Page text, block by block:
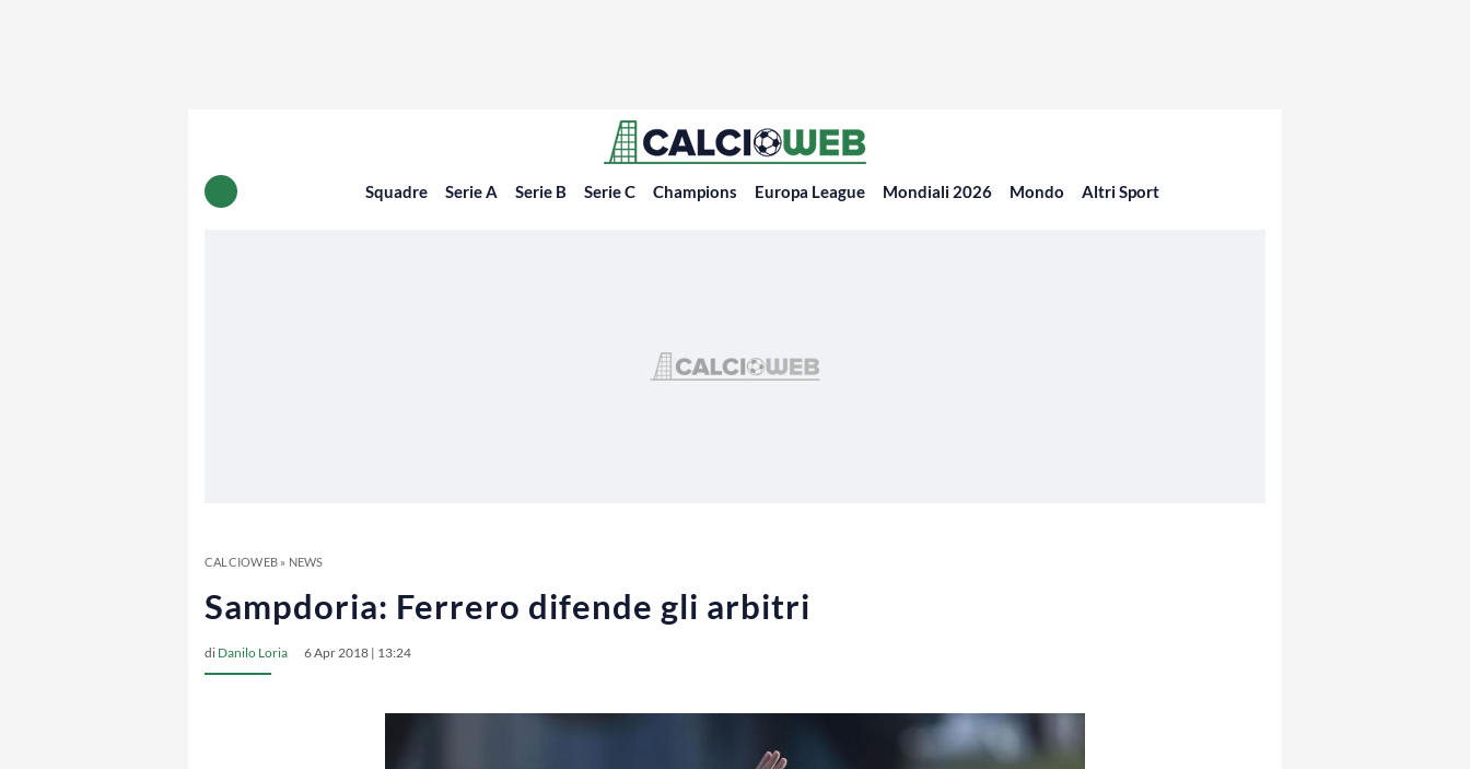
Squadre Serie A Serie B Serie C Champions Europa League Mondiali 2026 Mondo Altri Sport
CALCIOWEB» NEWS
Sampdoria: Ferrero difende gli arbitri
di Danilo Loria 6 Apr 2018 | 13:24